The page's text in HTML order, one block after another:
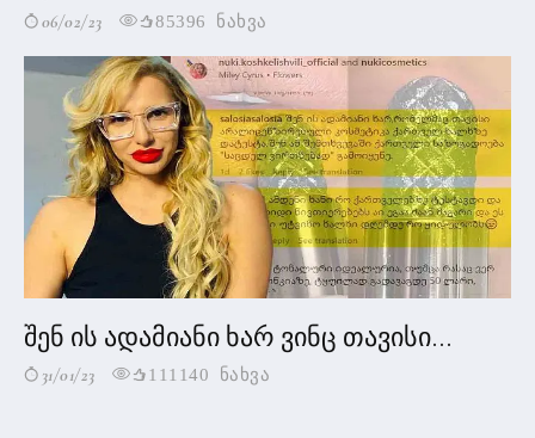
06/02/23 85396 ნახვა
შენ ის ადამიანი ხარ ვინც თავისი...
31/01/23 111140 ნახვა